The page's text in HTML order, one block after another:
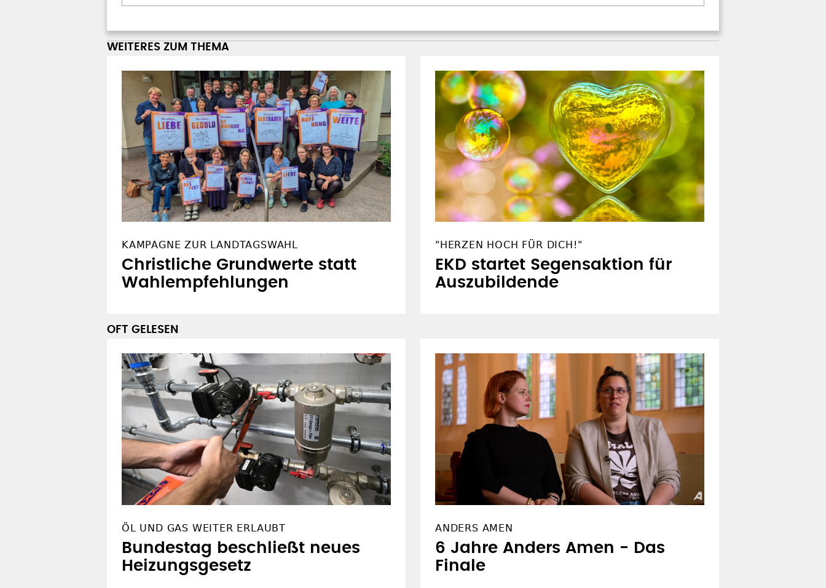
WEITERES ZUM THEMA
Christliche Grundwerte statt
Wahlempfehlungen
EKD startet Segensaktion für
Auszubildende
OFT GELESEN